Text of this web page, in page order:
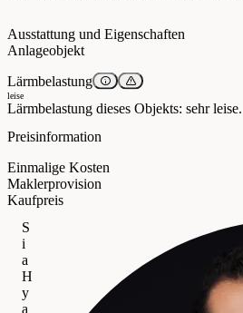
Ausstattung und Eigenschaften
Anlageobjekt
Lärmbelastung
leise
Lärmbelastung dieses Objekts: sehr leise.
Preisinformation
Einmalige Kosten
Maklerprovision
Kaufpreis
S
i
a
H
y
a